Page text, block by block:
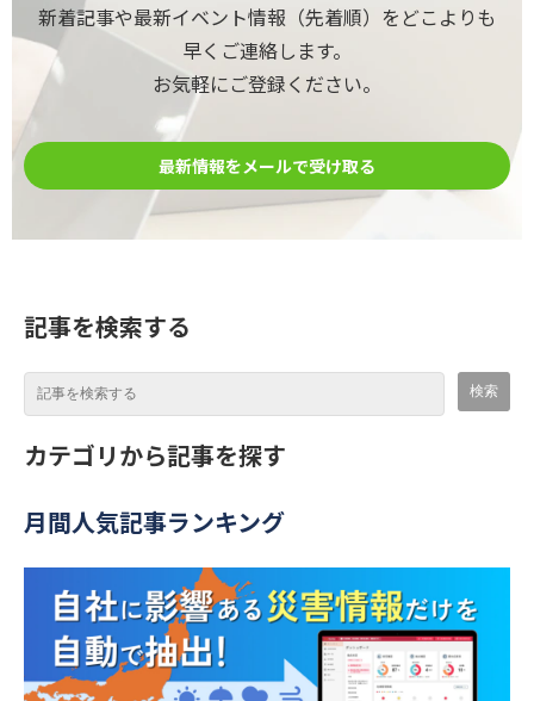
新着記事や最新イベント情報（先着順）をどこよりも
早くご連絡します。
お気軽にご登録ください。
最新情報をメールで受け取る
記事を検索する
カテゴリから記事を探す
月間人気記事ランキング